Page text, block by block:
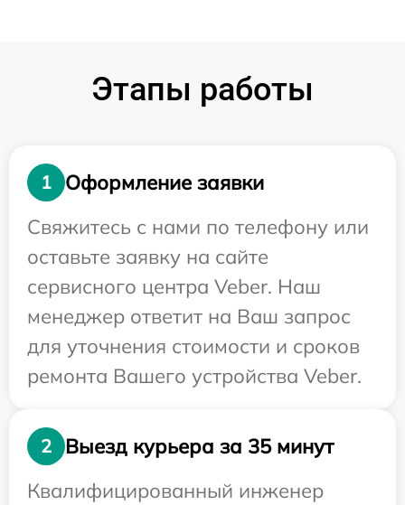
Этапы работы
1
Оформление заявки
Свяжитесь с нами по телефону или
оставьте заявку на сайте
сервисного центра Veber. Наш
менеджер ответит на Ваш запрос
для уточнения стоимости и сроков
ремонта Вашего устройства Veber.
2
Выезд курьера за 35 минут
Квалифицированный инженер